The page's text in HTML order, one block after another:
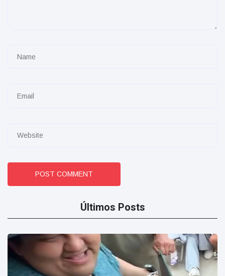
POST COMMENT
Últimos Posts